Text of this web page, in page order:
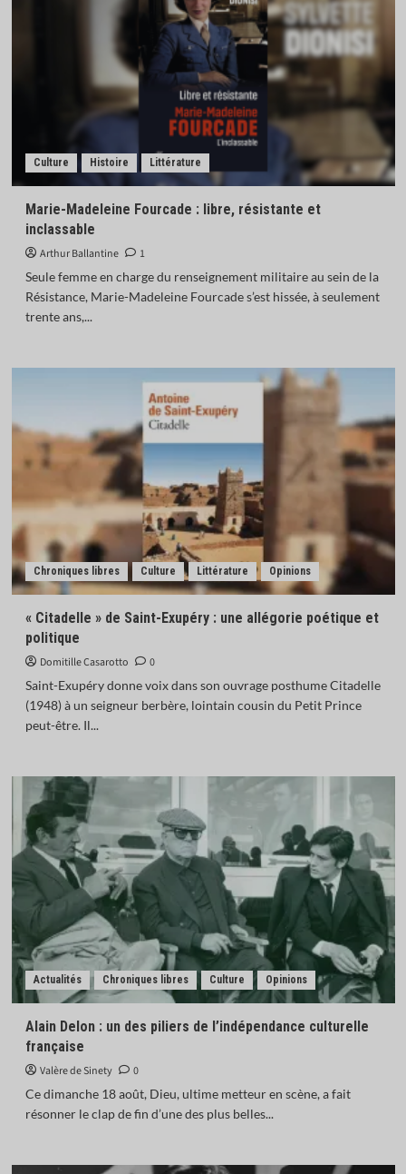
Culture Histoire Littérature
Marie-Madeleine Fourcade : libre, résistante et
inclassable
Arthur Ballantine
1
Seule femme en charge du renseignement militaire au sein de la
Résistance, Marie-Madeleine Fourcade s’est hissée, à seulement
trente ans,...
Chroniques libres Culture Littérature Opinions
« Citadelle » de Saint-Exupéry : une allégorie poétique et
politique
Domitille Casarotto
0
Saint-Exupéry donne voix dans son ouvrage posthume Citadelle
(1948) à un seigneur berbère, lointain cousin du Petit Prince
peut-être. Il...
Actualités Chroniques libres Culture Opinions
Alain Delon : un des piliers de l’indépendance culturelle
française
Valère de Sinety
0
Ce dimanche 18 août, Dieu, ultime metteur en scène, a fait
résonner le clap de fin d’une des plus belles...